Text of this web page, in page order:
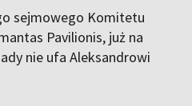
sejmowego Komitetu
Pavilionis, już na
nie ufa Aleksandrowi